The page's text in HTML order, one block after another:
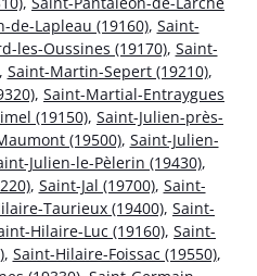
de-Lapleau (19160), Saint-
les-Oussines (19170), Saint-
Saint-Martin-Sepert (19210),
, Saint-Martial-Entraygues
(19150), Saint-Julien-près-
(19500), Saint-Julien-
Julien-le-Pèlerin (19430),
, Saint-Jal (19700), Saint-
Taurieux (19400), Saint-
Hilaire-Luc (19160), Saint-
, Saint-Hilaire-Foissac (19550),